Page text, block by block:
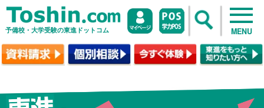
予備校・大学受験の東進ドットコム MENU